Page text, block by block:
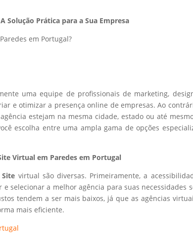
Solução Prática para a Sua Empresa
em Portugal?
uma equipe de profissionais de marketing,
e otimizar a presença online de empresas. Ao
estejam na mesma cidade, estado ou até
escolha entre uma ampla gama de opções
Virtual em Paredes em Portugal
virtual são diversas. Primeiramente, a
selecionar a melhor agência para suas necessidades
tendem a ser mais baixos, já que as agências
mais eficiente.